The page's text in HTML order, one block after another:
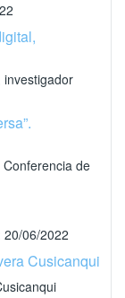
investigador
Conferencia de
06/2022
Cusicanqui